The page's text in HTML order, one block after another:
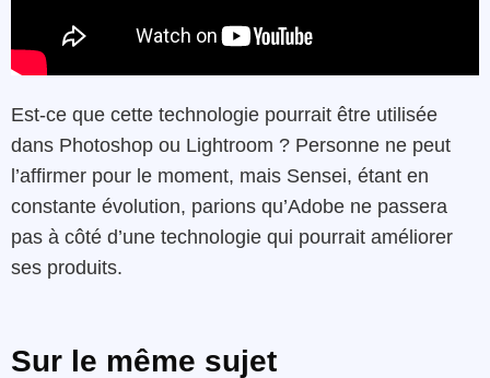
Est-ce que cette technologie pourrait être utilisée
dans Photoshop ou Lightroom ? Personne ne peut
l’affirmer pour le moment, mais Sensei, étant en
constante évolution, parions qu’Adobe ne passera
pas à côté d’une technologie qui pourrait améliorer
ses produits.
Sur le même sujet